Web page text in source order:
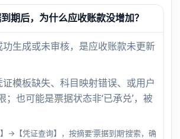
期后，为什么应收账款没增加？
功生成或未审核，是应收账款未更新
证模板缺失、科目映射错误、或用户
；也可能是票据状态非‘已承兑’，被
→【凭证查询】，按摘要‘票据到期’搜索，确